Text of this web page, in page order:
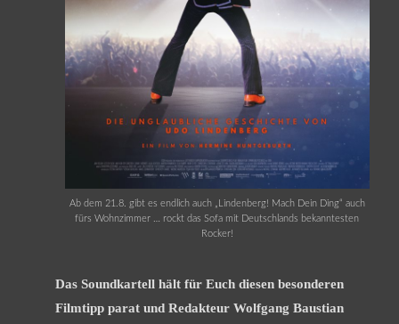
Ab dem 21.8. gibt es endlich auch „Lindenberg! Mach Dein Ding“ auch
fürs Wohnzimmer … rockt das Sofa mit Deutschlands bekanntesten
Rocker!
Das Soundkartell hält für Euch diesen besonderen
Filmtipp parat und Redakteur Wolfgang Baustian